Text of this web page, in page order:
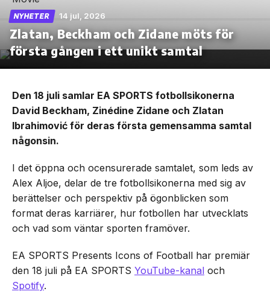
NYHETER 14 jul, 2026
Zlatan, Beckham och Zidane möts för
första gången i ett unikt samtal
Den 18 juli samlar EA SPORTS fotbollsikonerna
David Beckham, Zinédine Zidane och Zlatan
Ibrahimović för deras första gemensamma samtal
någonsin.
I det öppna och ocensurerade samtalet, som leds av
Alex Aljoe, delar de tre fotbollsikonerna med sig av
berättelser och perspektiv på ögonblicken som
format deras karriärer, hur fotbollen har utvecklats
och vad som väntar sporten framöver.
EA SPORTS Presents Icons of Football har premiär
den 18 juli på EA SPORTS YouTube-kanal och
Spotify.